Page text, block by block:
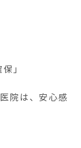
」
院は、安心感